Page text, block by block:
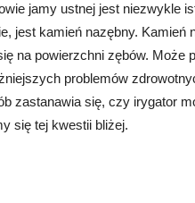
jamy ustnej jest niezwykle
jest kamień nazębny. Kamień
na powierzchni zębów. Może
problemów
zastanawia się, czy irygator
się tej kwestii bliżej.